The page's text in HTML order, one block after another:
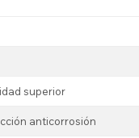
superior
anticorrosión